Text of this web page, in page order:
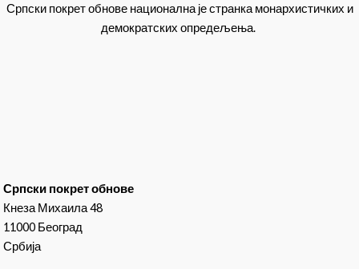
Српски покрет обнове национална је странка монархистичких и
демократских опредељења.
Српски покрет обнове
Кнеза Михаила 48
11000 Београд
Србија